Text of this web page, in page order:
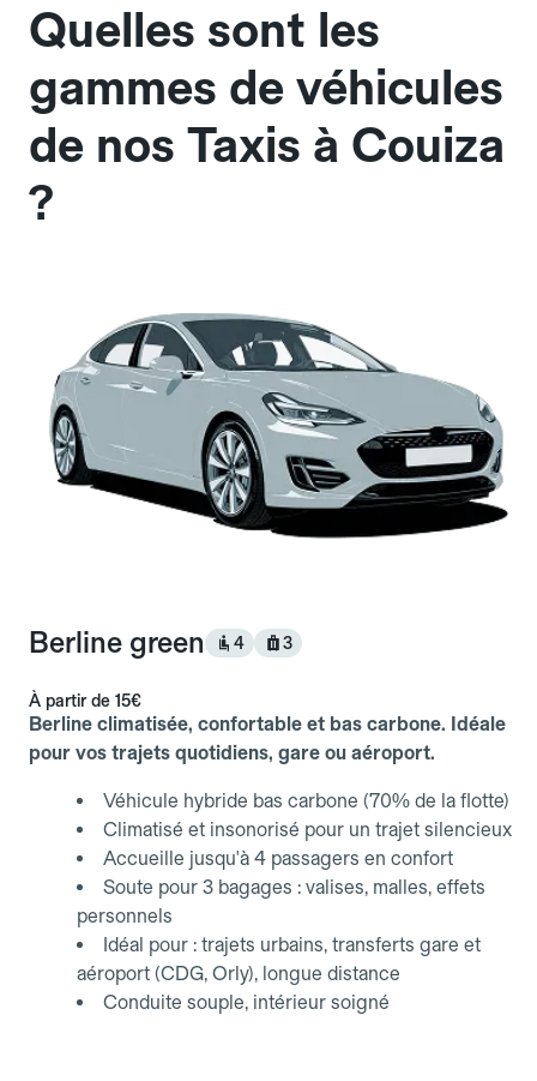
Quelles sont les
gammes de véhicules
de nos Taxis à Couiza
?
Berline green 4 3
À partir de 15€
Berline climatisée, confortable et bas carbone. Idéale
pour vos trajets quotidiens, gare ou aéroport.
Véhicule hybride bas carbone (70% de la flotte)
Climatisé et insonorisé pour un trajet silencieux
Accueille jusqu'à 4 passagers en confort
Soute pour 3 bagages : valises, malles, effets
personnels
Idéal pour : trajets urbains, transferts gare et
aéroport (CDG, Orly), longue distance
Conduite souple, intérieur soigné